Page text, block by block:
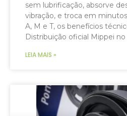
sem lubrificação, absorve
vibração, e troca em
A, M e T, os benefícios
Distribuição oficial Mippei no
LEIA MAIS »